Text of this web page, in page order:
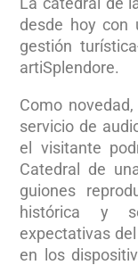
desde hoy con
gestión
artiSplendore.
Como
servicio de
el visitante
Catedral de
guiones
histórica y
expectativas
en los